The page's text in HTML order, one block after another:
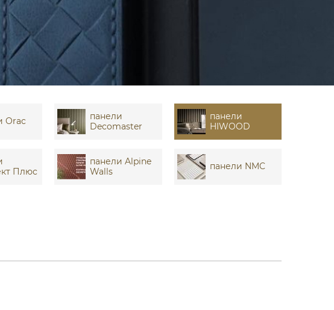
Orac
панели
Decomaster
панели
HIWOOD
Плюс
панели Alpine
Walls
панели NMC